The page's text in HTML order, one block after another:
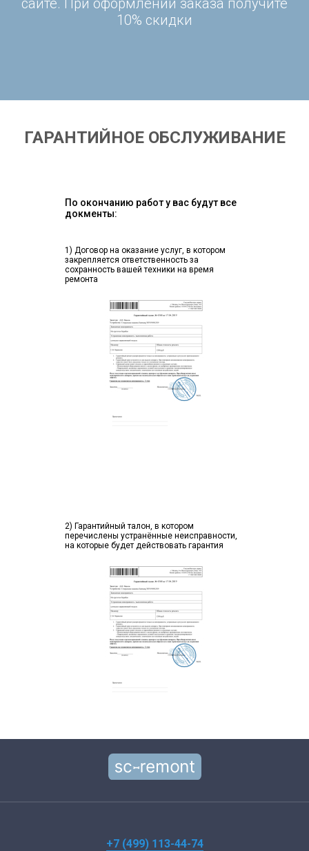
сайте. При оформлении заказа получите
10% скидки
ГАРАНТИЙНОЕ ОБСЛУЖИВАНИЕ
По окончанию работ у вас будут все
докменты:
1) Договор на оказание услуг, в котором
закрепляется ответственность за
сохранность вашей техники на время
ремонта
2) Гарантийный талон, в котором
перечислены устранённые неисправности,
на которые будет действовать гарантия
+7 (499) 113-44-74